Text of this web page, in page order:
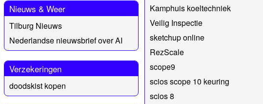
Nieuws & Weer
Tilburg Nieuws
Nederlandse nieuwsbrief over AI
Verzekeringen
doodskist kopen
Kamphuis koeltechniek
Veilig Inspectie
sketchup online
RezScale
scope9
scios scope 10 keuring
scios 8